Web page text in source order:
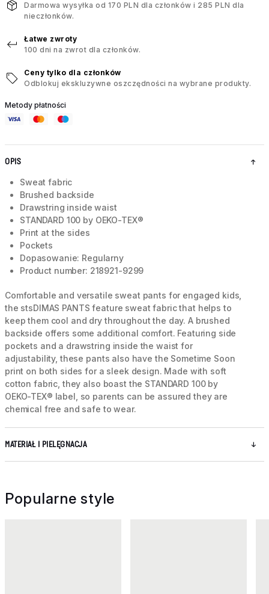
Darmowa wysyłka od 170 PLN dla członków i 285 PLN dla
nieczłonków.
Łatwe zwroty
100 dni na zwrot dla członków.
Ceny tylko dla członków
Odblokuj ekskluzywne oszczędności na wybrane produkty.
Metody płatności
OPIS
Sweat fabric
Brushed backside
Drawstring inside waist
STANDARD 100 by OEKO-TEX®
Print at the sides
Pockets
Dopasowanie: Regularny
Product number: 218921-9299
Comfortable and versatile sweat pants for engaged kids,
the stsDIMAS PANTS feature sweat fabric that helps to
keep them cool and dry throughout the day. A brushed
backside offers some additional comfort. Featuring side
pockets and a drawstring inside the waist for
adjustability, these pants also have the Sometime Soon
print on both sides for a sleek design. Made with soft
cotton fabric, they also boast the STANDARD 100 by
OEKO-TEX® label, so parents can be assured they are
chemical free and safe to wear.
MATERIAŁ I PIELĘGNACJA
Popularne style